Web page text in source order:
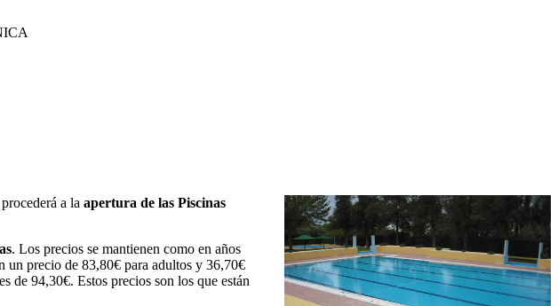
a la apertura de las Piscinas
. Los precios se mantienen como en años
un precio de 83,80€ para adultos y 36,70€
de 94,30€. Estos precios son los que están